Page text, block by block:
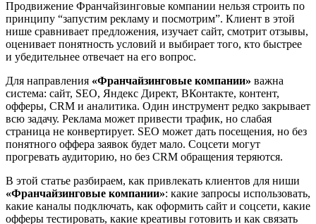
Продвижение Франчайзинговые компании нельзя строить по
принципу “запустим рекламу и посмотрим”. Клиент в этой
нише сравнивает предложения, изучает сайт, смотрит отзывы,
оценивает понятность условий и выбирает того, кто быстрее
и убедительнее отвечает на его вопрос.
Для направления «Франчайзинговые компании» важна
система: сайт, SEO, Яндекс Директ, ВКонтакте, контент,
офферы, CRM и аналитика. Один инструмент редко закрывает
всю задачу. Реклама может привести трафик, но слабая
страница не конвертирует. SEO может дать посещения, но без
понятного оффера заявок будет мало. Соцсети могут
прогревать аудиторию, но без CRM обращения теряются.
В этой статье разбираем, как привлекать клиентов для ниши
«Франчайзинговые компании»: какие запросы использовать,
какие каналы подключать, как оформить сайт и соцсети, какие
офферы тестировать, какие креативы готовить и как связать